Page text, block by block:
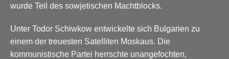
wurde Teil des sowjetischen Machtblocks.
Unter Todor Schiwkow entwickelte sich Bulgarien zu
einem der treuesten Satelliten Moskaus. Die
kommunistische Partei herrschte unangefochten,